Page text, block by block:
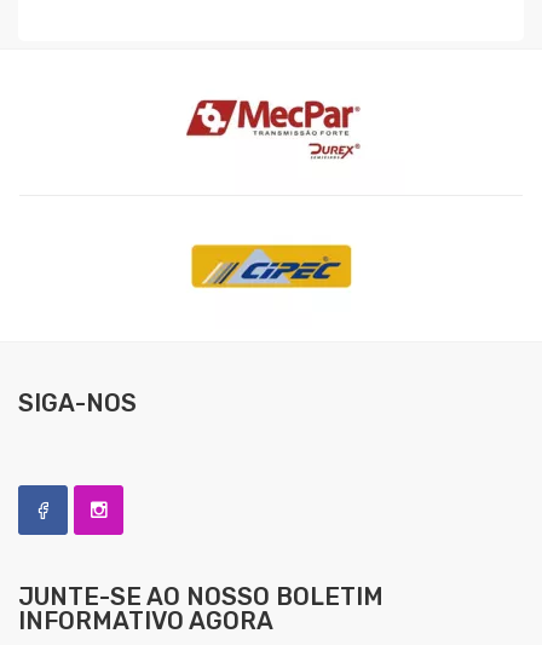
SIGA-NOS
JUNTE-SE AO NOSSO BOLETIM
INFORMATIVO AGORA